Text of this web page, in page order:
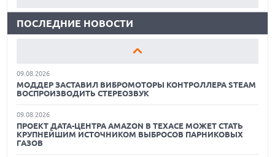
ЛУЧШИЕ АВТОНОМНЫЕ ГАЗОНОКОСИЛКИ В 2026 ГОДУ
12 БЕСПЛАТНЫХ ПРИЛОЖЕНИЙ, ЧТОБЫ ПОДТЯНУТЬ
ЗНАНИЯ
ЛУЧШИЕ АВТОНОМНЫЕ ГАЗОНОКОСИЛКИ В 2026 ГОДУ
ЛУЧШИЕ ВИДЕОРЕГИСТРАТОРЫ В 2026 ГОДУ
ПОСЛЕДНИЕ НОВОСТИ
БАЗЕ IMEI
09.08.2026
МОДДЕР ЗАСТАВИЛ ВИБРОМОТОРЫ КОНТРОЛЛЕРА STEAM
ВОСПРОИЗВОДИТЬ СТЕРЕОЗВУК
09.08.2026
ПРОЕКТ ДАТА-ЦЕНТРА AMAZON В ТЕХАСЕ МОЖЕТ СТАТЬ
КРУПНЕЙШИМ ИСТОЧНИКОМ ВЫБРОСОВ ПАРНИКОВЫХ
ГАЗОВ